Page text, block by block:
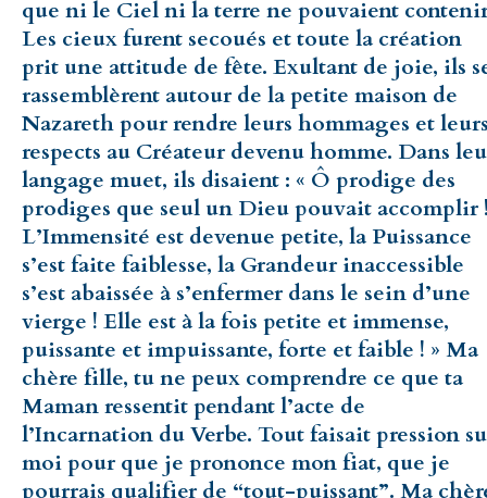
que ni le Ciel ni la terre ne pouvaient
Les cieux furent secoués et toute la création
prit une attitude de fête. Exultant de joie, ils
rassemblèrent autour de la petite maison de
Nazareth pour rendre leurs hommages et
respects au Créateur devenu homme. Dans
langage muet, ils disaient : « Ô prodige des
prodiges que seul un Dieu pouvait accomplir
L’Immensité est devenue petite, la Puissance
s’est faite faiblesse, la Grandeur inaccessible
s’est abaissée à s’enfermer dans le sein d’une
vierge ! Elle est à la fois petite et immense,
puissante et impuissante, forte et faible ! » Ma
chère fille, tu ne peux comprendre ce que ta
Maman ressentit pendant l’acte de
l’Incarnation du Verbe. Tout faisait pression
moi pour que je prononce mon fiat, que je
pourrais qualifier de “tout-puissant”. Ma